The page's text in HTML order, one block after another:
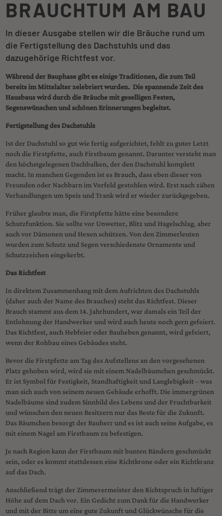
BRAUCHTUM AM BAU
In dieser Ausgabe stellen wir die Bräuche rund um
die Fertigstellung des Dachstuhls und das
dazugehörige Richtfest vor.
Während der Bauphase gibt es einige Traditionen, die zum Teil
bereits im Mittelalter zelebriert wurden. Die spannende Zeit des
Hausbaus wird durch die Bräuche mit geselligen Festen,
Segenswünschen und schönen Erinnerungen begleitet.
Fertigstellung des Dachstuhls
Ist der Dachstuhl so gut wie fertig aufgerichtet, fehlt zu guter Letzt
noch die Firstpfette, auch Firstbaum genannt. Darunter versteht man
den höchstgelegenen Dachbalken, der den Dachstuhl komplett
macht. In manchen Gegenden ist es Brauch, dass eben dieser von
Freunden oder Nachbarn im Vorfeld gestohlen wird. Erst nach zähen
Verhandlungen um Speis und Trank wird er wieder zurückgegeben.
Früher glaubte man, die Firstpfette hätte eine besondere
Schutzfunktion. Sie sollte vor Unwetter, Blitz und Hagelschlag, aber
auch vor Dämonen und Hexen schützen. Von den Zimmerleuten
wurden zum Schutz und Segen verschiedenste Ornamente und
Schutzzeichen eingekerbt.
Das Richtfest
In direktem Zusammenhang mit dem Aufrichten des Dachstuhls
(daher auch der Name des Brauches) steht das Richtfest. Dieser
Brauch stammt aus dem 14. Jahrhundert, war damals ein Teil der
Entlohnung der Handwerker und wird auch heute noch gern gefeiert.
Das Richtfest, auch Hebfeier oder Bauheben genannt, wird gefeiert,
wenn der Rohbau eines Gebäudes steht.
Bevor die Firstpfette am Tag des Aufstellens an den vorgesehenen
Platz gehoben wird, wird sie mit einem Nadelbäumchen geschmückt.
Er ist Symbol für Festigkeit, Standhaftigkeit und Langlebigkeit – was
man sich auch von seinem neuen Gebäude erhofft. Die immergrünen
Nadelbäume sind zudem Sinnbild des Lebens und der Fruchtbarkeit
und wünschen den neuen Besitzern nur das Beste für die Zukunft.
Das Bäumchen besorgt der Bauherr und es ist auch seine Aufgabe, es
mit einem Nagel am Firstbaum zu befestigen.
Je nach Region kann der Firstbaum mit bunten Bändern geschmückt
sein, oder es kommt stattdessen eine Richtkrone oder ein Richtkranz
auf das Dach.
Anschließend trägt der Zimmerermeister den Richtspruch in luftiger
Höhe auf dem Dach vor. Ein Gedicht zum Dank für die Handwerker
und mit der Bitte um eine gute Zukunft und Glückwünsche für die